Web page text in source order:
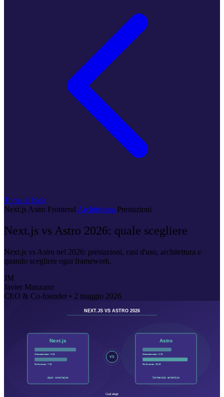
Torna al blog
Next.js Astro Frontend Architettura Prestazioni
Next.js vs Astro 2026: quale scegliere
Next.js vs Astro nel 2026: prestazioni, casi d'uso, architettura e
quando scegliere ogni framework.
JM
Javier Manzano
CEO & Co-founder • 2 maggio 2026